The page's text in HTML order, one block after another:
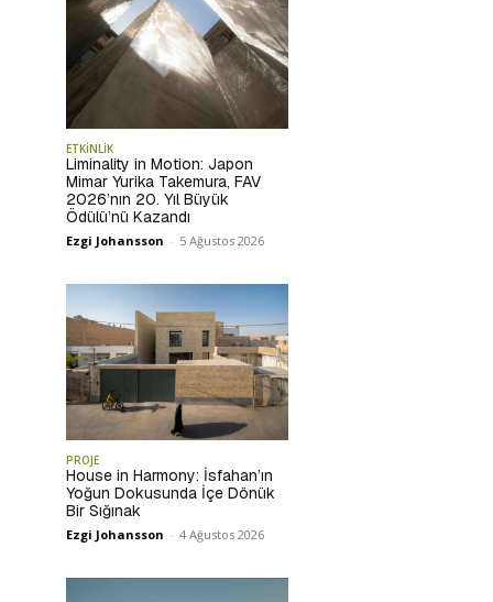
ETKİNLİK
Liminality in Motion: Japon
Mimar Yurika Takemura, FAV
2026’nın 20. Yıl Büyük
Ödülü’nü Kazandı
Ezgi Johansson - 5 Ağustos 2026
PROJE
House in Harmony: İsfahan’ın
Yoğun Dokusunda İçe Dönük
Bir Sığınak
Ezgi Johansson - 4 Ağustos 2026